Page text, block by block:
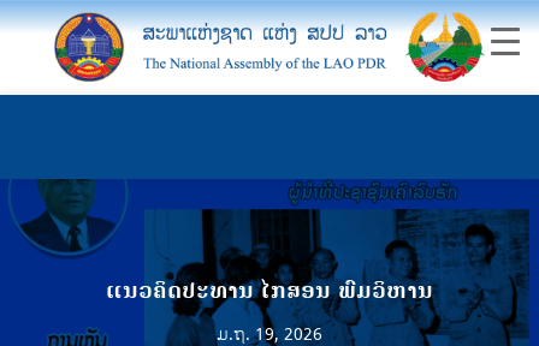
ແນວຄິດປະທານ ໄກສອນ ພົມວິຫານ
ມ.ຖ. 19, 2026